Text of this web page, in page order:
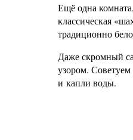
Ещё одна
классическая
традиционно
Даже скромный
узором.
и капли воды.